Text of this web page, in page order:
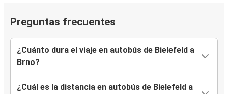
Preguntas frecuentes
¿Cuánto dura el viaje en autobús de Bielefeld a
Brno?
¿Cuál es la distancia en autobús de Bielefeld a